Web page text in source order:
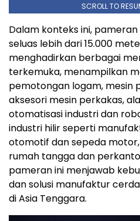
SCROLL TO
Dalam konteks ini,
seluas lebih dari 15.000
menghadirkan berbagai
terkemuka, menampilkan
pemotongan logam, mesin
aksesori mesin perkakas,
otomatisasi industri dan
industri hilir seperti
otomotif dan sepeda
rumah tangga dan
pameran ini menjawab
dan solusi manufaktur
di Asia Tenggara.